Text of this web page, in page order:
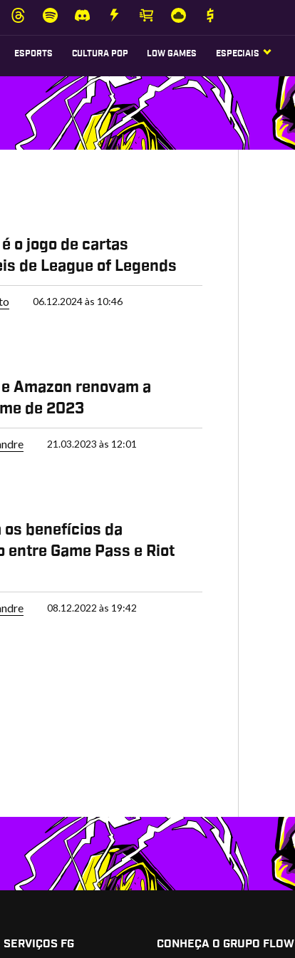
ESPORTS CULTURA POP LOW GAMES ESPECIAIS
é o jogo de cartas
de League of Legends
06.12.2024 às 10:46
e Amazon renovam a
de 2023
21.03.2023 às 12:01
os benefícios da
entre Game Pass e Riot
08.12.2022 às 19:42
SERVIÇOS FG CONHEÇA O GRUPO FLOW